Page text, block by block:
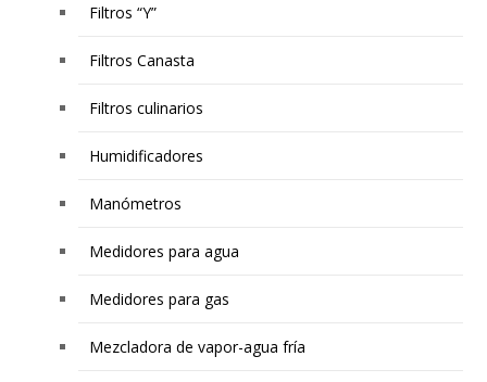
Filtros “Y”
Filtros Canasta
Filtros culinarios
Humidificadores
Manómetros
Medidores para agua
Medidores para gas
Mezcladora de vapor-agua fría